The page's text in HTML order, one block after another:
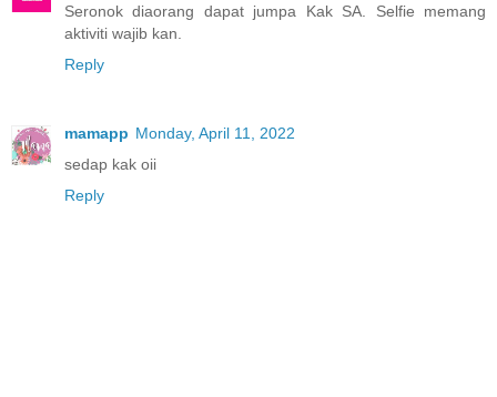
Seronok diaorang dapat jumpa Kak SA. Selfie memang
aktiviti wajib kan.
Reply
mamapp Monday, April 11, 2022
sedap kak oii
Reply